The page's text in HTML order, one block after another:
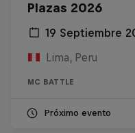
Plazas 2026
19 Septiembre
Lima, Peru
MC BATTLE
Próximo evento